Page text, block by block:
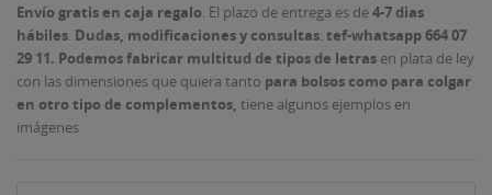
Envío gratis en caja regalo . El plazo de entrega es de4-7 dias
hábiles Dudas, modificaciones y consultas: tef-whatsapp 664 07
29 11. Podemos fabricar multitud de tipos de letras en plata de ley
con las dimensiones que quiera tanto para bolsos como para colgar
en otro tipo de complementos, tiene algunos ejemplos en
imágenes